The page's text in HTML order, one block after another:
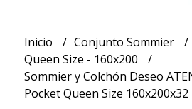
Inicio
Conjunto Sommier
Queen Size - 160x200
Sommier y Colchón Deseo
Pocket Queen Size 160x200x32